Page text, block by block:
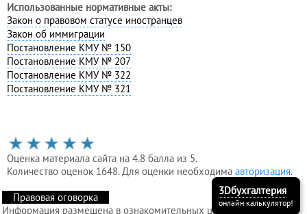
Использованные нормативные акты:
Закон о правовом статусе иностранцев
Закон об иммиграции
Постановление КМУ № 150
Постановление КМУ № 207
Постановление КМУ № 322
Постановление КМУ № 321
Оценка материала сайта на 4.8 балла из 5.
Количество оценок 1648. Для оценки необходима авторизация.
3Dбухгалтерия
онлайн калькулятор!
Правовая оговорка
Информация размещена в ознакомительных целях и без